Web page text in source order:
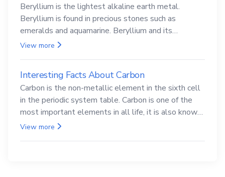
Beryllium is the lightest alkaline earth metal.
Beryllium is found in precious stones such as
emeralds and aquamarine. Beryllium and its
compounds are both carcinogenic.
View more
Interesting Facts About Carbon
Carbon is the non-metallic element in the sixth cell
in the periodic system table. Carbon is one of the
most important elements in all life, it is also known
as the back.
View more